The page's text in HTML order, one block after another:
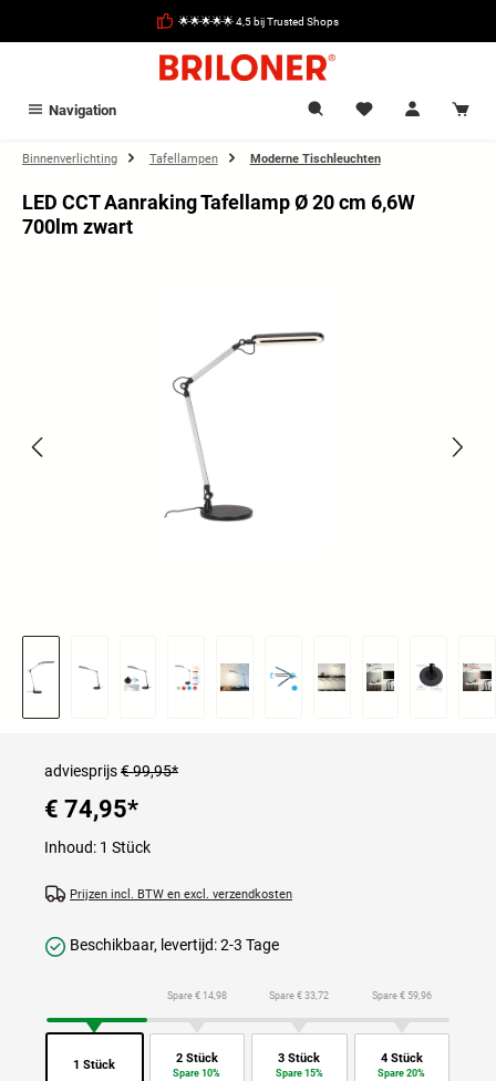
🌟🌟🌟🌟🌟 4,5 bij Trusted Shops
Navigation
Binnenverlichting Tafellampen Moderne Tischleuchten
LED CCT Aanraking Tafellamp Ø 20 cm 6,6W
700lm zwart
adviesprijs€ 99,95*
€ 74,95*
Inhoud: 1 Stück
Prijzen incl. BTW en excl. verzendkosten
Beschikbaar, levertijd: 2-3 Tage
1 Stück
Spare € 14,98
2 Stück
Spare 10%
Spare € 33,72
3 Stück
Spare 15%
Spare € 59,96
4 Stück
Spare 20%